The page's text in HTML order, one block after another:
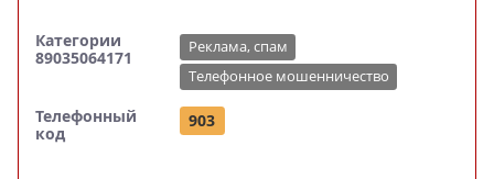
Категории
89035064171
Реклама, спам
Телефонное мошенничество
Телефонный
код
903